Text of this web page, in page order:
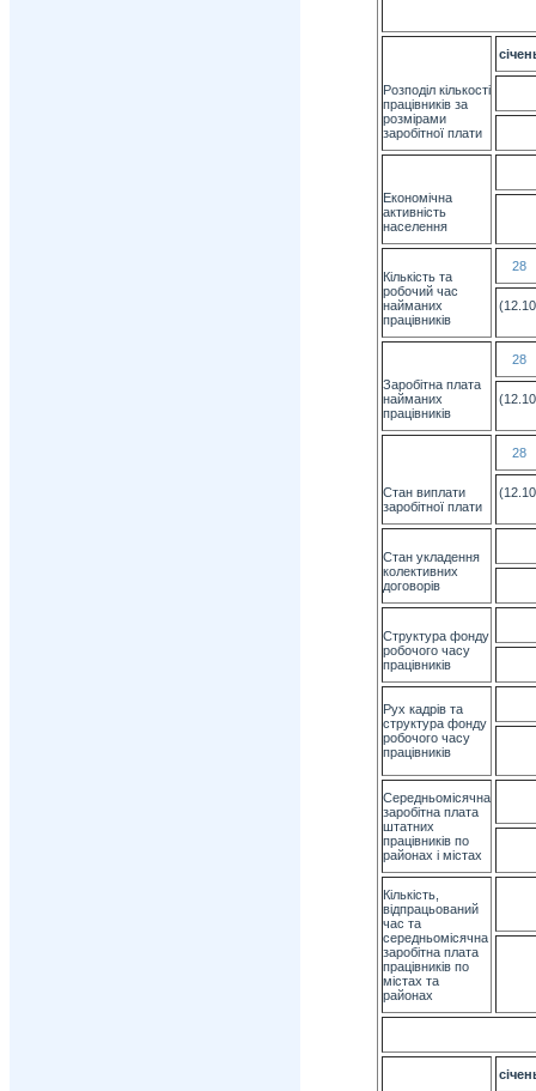
Розподіл кількості
працівників за
розмірами
заробітної плати
Економічна
активність
населення
Кількість та
робочий час
найманих
працівників
28
Заробітна плата
найманих
працівників
28
Стан виплати
заробітної плати
28
Стан укладення
колективних
договорів
Структура фонду
робочого часу
працівників
Рух кадрів та
структура фонду
робочого часу
працівників
Середньомісячна
заробітна плата
штатних
працівників по
районах і містах
Кількість,
відпрацьований
час та
середньомісячна
заробітна плата
працівників по
містах та
районах